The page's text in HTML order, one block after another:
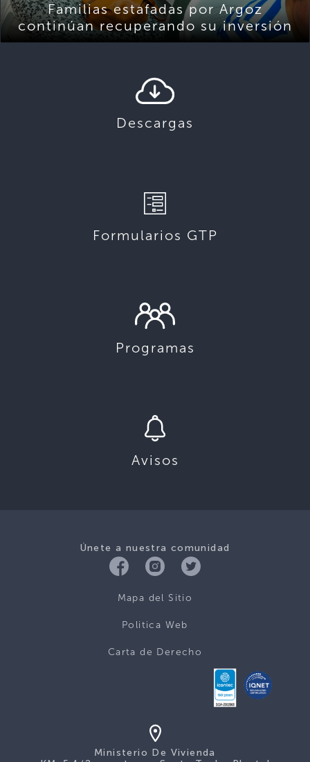
Familias estafadas por Argoz
continúan recuperando su inversión
Descargas
Formularios GTP
Programas
Avisos
Únete a nuestra comunidad
Mapa del Sitio
Politica Web
Carta de Derecho
Ministerio De Vivienda